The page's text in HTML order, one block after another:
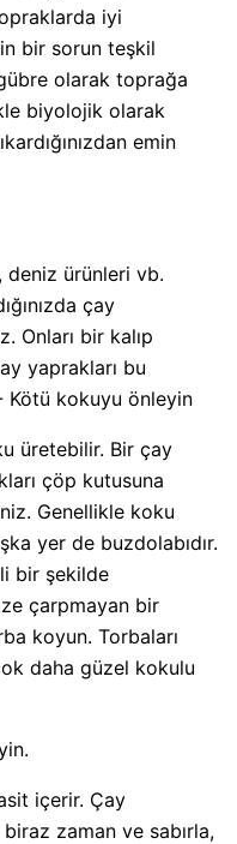
iyi
bir sorun teşkil
olarak toprağa
biyolojik olarak
emin
deniz ürünleri vb.
çay
Onları bir kalıp
yaprakları bu
Kötü kokuyu önleyin
üretebilir. Bir çay
çöp kutusuna
Genellikle koku
yer de buzdolabıdır.
bir şekilde
çarpmayan bir
koyun. Torbaları
daha güzel kokulu
içerir. Çay
zaman ve sabırla,